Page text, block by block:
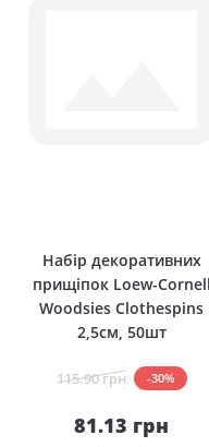
Набір декоративних
прищіпок Loew-Cornell
Woodsies Clothespins
2,5см, 50шт
115.90 грн -30%
81.13 грн